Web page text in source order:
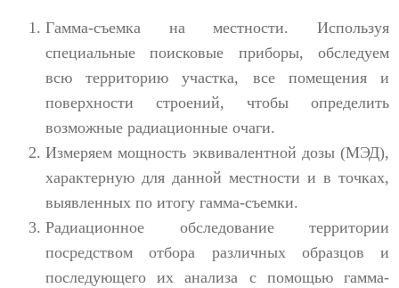
Гамма-съемка на местности. Используя
специальные поисковые приборы, обследуем
всю территорию участка, все помещения и
поверхности строений, чтобы определить
возможные радиационные очаги.
Измеряем мощность эквивалентной дозы (МЭД),
характерную для данной местности и в точках,
выявленных по итогу гамма-съемки.
Радиационное обследование территории
посредством отбора различных образцов и
последующего их анализа с помощью гамма-